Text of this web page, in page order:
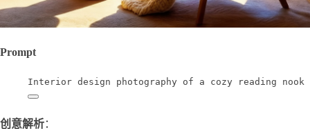
Prompt
Interior design photography of a cozy reading
创意解析：